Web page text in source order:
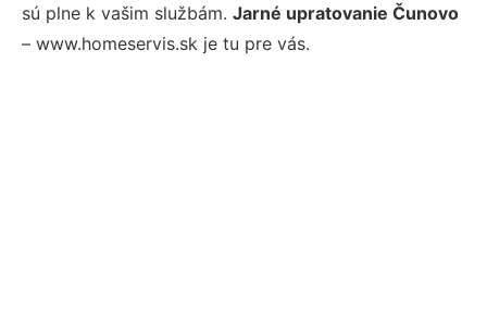
sú plne k vašim službám. Jarné upratovanie Čunovo
– www.homeservis.sk je tu pre vás.